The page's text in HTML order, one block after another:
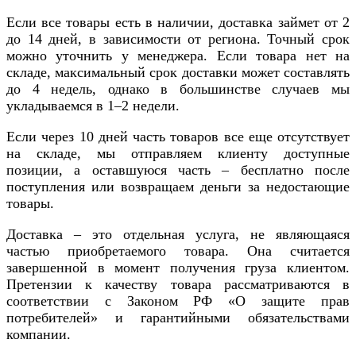
Если все товары есть в наличии, доставка займет от 2
до 14 дней, в зависимости от региона. Точный срок
можно уточнить у менеджера. Если товара нет на
складе, максимальный срок доставки может составлять
до 4 недель, однако в большинстве случаев мы
укладываемся в 1–2 недели.
Если через 10 дней часть товаров все еще отсутствует
на складе, мы отправляем клиенту доступные
позиции, а оставшуюся часть – бесплатно после
поступления или возвращаем деньги за недостающие
товары.
Доставка – это отдельная услуга, не являющаяся
частью приобретаемого товара. Она считается
завершенной в момент получения груза клиентом.
Претензии к качеству товара рассматриваются в
соответствии с Законом РФ «О защите прав
потребителей» и гарантийными обязательствами
компании.